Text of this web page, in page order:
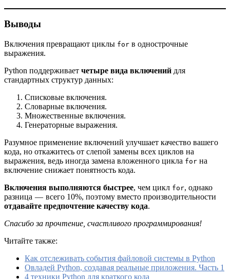
Выводы
Включения превращают циклы for в однострочные
выражения.
Python поддерживает четыре вида включений для
стандартных структур данных:
Списковые включения.
Словарные включения.
Множественные включения.
Генераторные выражения.
Разумное применение включений улучшает качество вашего
кода, но откажитесь от слепой замены всех циклов на
выражения, ведь иногда замена вложенного цикла for на
включение снижает понятность кода.
Включения выполняются быстрее, чем цикл for, однако
разница — всего 10%, поэтому вместо производительности
отдавайте предпочтение качеству кода.
Спасибо за прочтение, счастливого программирования!
Читайте также:
Как отслеживать события файловой системы в Python
Овладей Python, создавая реальные приложения. Часть 1
4 техники Python для краткого кода